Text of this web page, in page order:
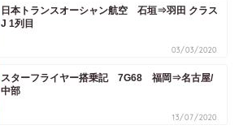
日本トランスオーシャン航空 石垣⇒羽田 クラス
J 1列目
03/03/2020
スターフライヤー搭乗記 7G68 福岡⇒名古屋/
中部
13/07/2020